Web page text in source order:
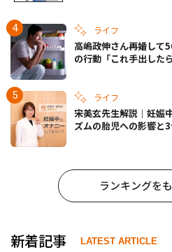
ライフ
高嶋政伸さん再婚して
の行動「これ手出した
ライフ
宋美玄先生解説｜妊娠
ズムの胎児への影響と
ランキングを
新着記事 LATEST ARTICLE